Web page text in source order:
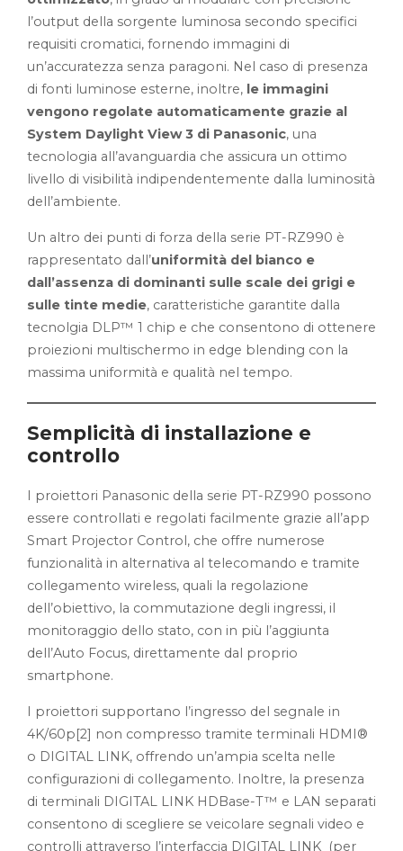
l’output della sorgente luminosa secondo specifici
requisiti cromatici, fornendo immagini di
un’accuratezza senza paragoni. Nel caso di presenza
di fonti luminose esterne, inoltre, le immagini
vengono regolate automaticamente grazie al
System Daylight View 3 di Panasonic, una
tecnologia all’avanguardia che assicura un ottimo
livello di visibilità indipendentemente dalla luminosità
dell’ambiente.
Un altro dei punti di forza della serie PT-RZ990 è
rappresentato dall’uniformità del bianco e
dall’assenza di dominanti sulle scale dei grigi e
sulle tinte medie, caratteristiche garantite dalla
tecnolgia DLP™ 1 chip e che consentono di ottenere
proiezioni multischermo in edge blending con la
massima uniformità e qualità nel tempo.
Semplicità di installazione e
controllo
I proiettori Panasonic della serie PT-RZ990 possono
essere controllati e regolati facilmente grazie all’app
Smart Projector Control, che offre numerose
funzionalità in alternativa al telecomando e tramite
collegamento wireless, quali la regolazione
dell’obiettivo, la commutazione degli ingressi, il
monitoraggio dello stato, con in più l’aggiunta
dell’Auto Focus, direttamente dal proprio
smartphone.
I proiettori supportano l’ingresso del segnale in
4K/60p[2] non compresso tramite terminali HDMI®
o DIGITAL LINK, offrendo un’ampia scelta nelle
configurazioni di collegamento. Inoltre, la presenza
di terminali DIGITAL LINK HDBase-T™ e LAN separati
consentono di scegliere se veicolare segnali video e
controlli attraverso l’interfaccia DIGITAL LINK (per